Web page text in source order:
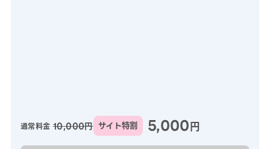
通常料金 10,000円 サイト特割 5,000円